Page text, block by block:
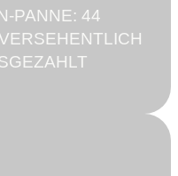
PANNE: 44